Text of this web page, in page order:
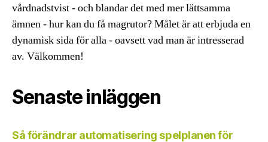
vårdnadstvist - och blandar det med mer lättsamma
ämnen - hur kan du få magrutor? Målet är att erbjuda en
dynamisk sida för alla - oavsett vad man är intresserad
av. Välkommen!
Senaste inläggen
Så förändrar automatisering spelplanen för